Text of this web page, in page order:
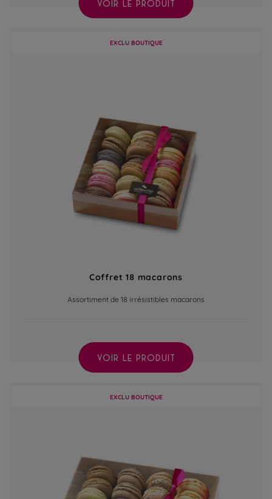
VOIR LE PRODUIT
EXCLU BOUTIQUE
Coffret 18 macarons
Assortiment de 18 irrésistibles macarons
VOIR LE PRODUIT
EXCLU BOUTIQUE